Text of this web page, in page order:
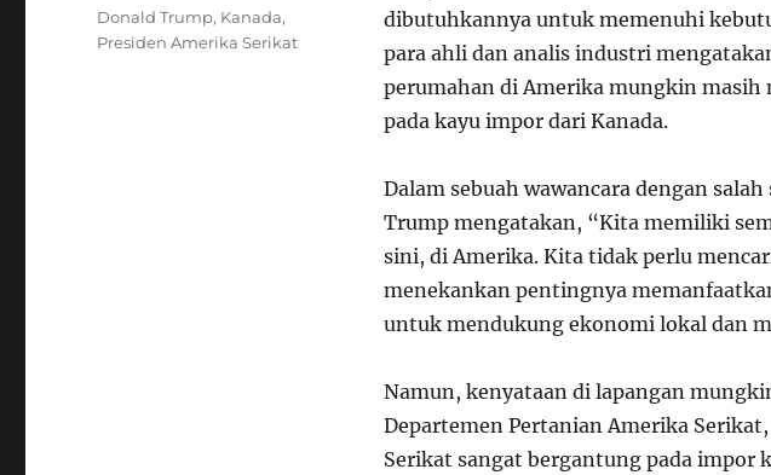
dibutuhkannya untuk memenuhi
para ahli dan analis industri
perumahan di Amerika mungkin
pada kayu impor dari Kanada.
Dalam sebuah wawancara dengan
Trump mengatakan, “Kita memiliki
sini, di Amerika. Kita tidak perlu
menekankan pentingnya
untuk mendukung ekonomi lokal dan
Namun, kenyataan di lapangan
Departemen Pertanian Amerika
Serikat sangat bergantung pada impor
Tags
Donald Trump, Kanada,
Presiden Amerika Serikat